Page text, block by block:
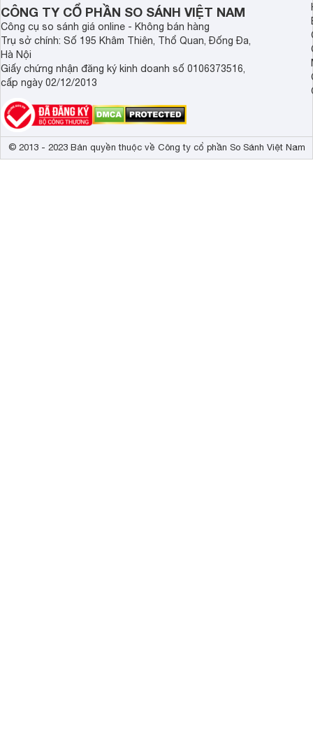
CÔNG TY CỔ PHẦN SO SÁNH VIỆT NAM
Công cụ so sánh giá online - Không bán hàng
Trụ sở chính: Số 195 Khâm Thiên, Thổ Quan, Đống Đa,
Hà Nội
Giấy chứng nhận đăng ký kinh doanh số 0106373516,
cấp ngày 02/12/2013
© 2013 - 2023 Bản quyền thuộc về Công ty cổ phần So Sánh Việt Nam